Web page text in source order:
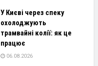
У Києві через спеку
охолоджують
трамвайні колії: як це
працює
06.08.2026